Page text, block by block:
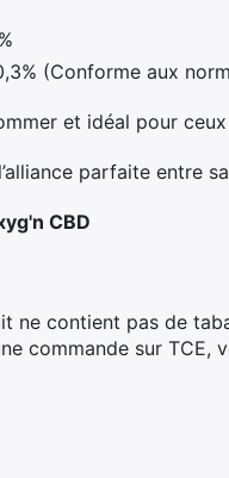
(Conforme aux
et idéal pour
parfaite entre
CBD
ne contient pas de
commande sur TCE,